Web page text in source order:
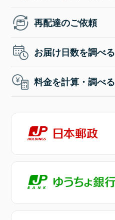
再配達のご依頼
お届け日数を調べる
料金を計算・調べる